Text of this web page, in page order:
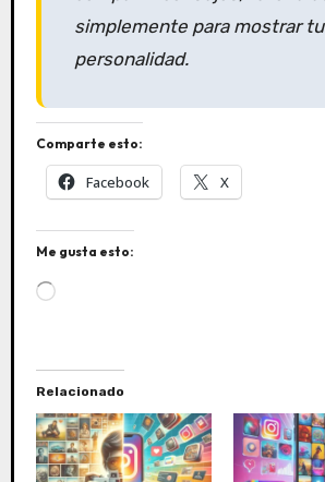
simplemente para mostrar tu
personalidad.
Comparte esto:
Facebook X
Me gusta esto:
a
n
d
o
.
Relacionado